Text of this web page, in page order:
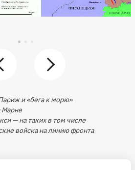
и «бега к морю»
Марне
— на таких в том числе
войска на линию фронта